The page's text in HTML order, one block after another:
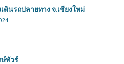
ดินรถปลายทาง จ.เชียงใหม่
ทัวร์